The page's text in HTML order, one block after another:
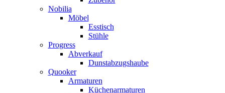
Nobilia
Möbel
Esstisch
Stühle
Progress
Abverkauf
Dunstabzugshaube
Quooker
Armaturen
Küchenarmaturen